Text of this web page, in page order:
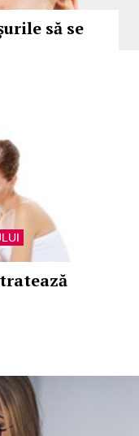
să se